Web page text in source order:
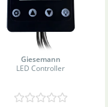
Giesemann
LED Controller